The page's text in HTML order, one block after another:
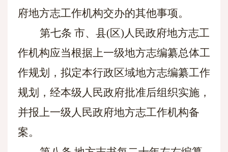
府地方志工作机构交办的其他事项。
第七条 市、县(区)人民政府地方志工
作机构应当根据上一级地方志编纂总体工
作规划，拟定本行政区域地方志编纂工作
规划，经本级人民政府批准后组织实施，
并报上一级人民政府地方志工作机构备
案。